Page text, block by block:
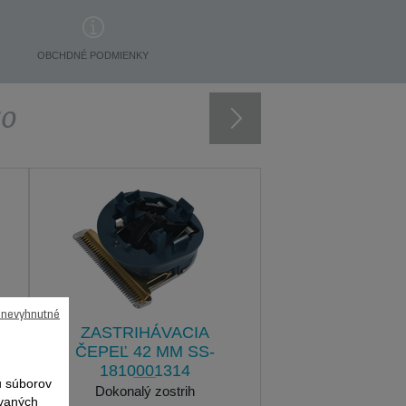
OBCHDNÉ PODMIENKY
ZASTRIHÁVACIA
ČEPEĽ 42 MM SS-
1810001314
Dokonalý zostrih
súborov